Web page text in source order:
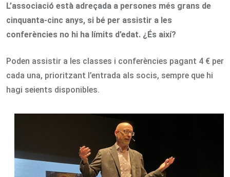
L’associació està adreçada a persones més grans de
cinquanta-cinc anys, si bé per assistir a les
conferències no hi ha límits d’edat. ¿És així?
Poden assistir a les classes i conferències pagant 4 € per
cada una, prioritzant l’entrada als socis, sempre que hi
hagi seients disponibles.